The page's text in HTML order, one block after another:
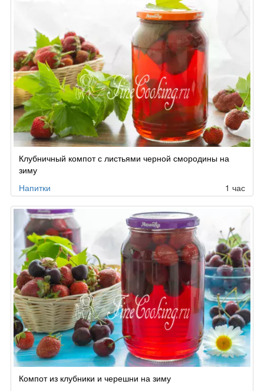
Клубничный компот с листьями черной смородины на
зиму
Напитки
1 час
Компот из клубники и черешни на зиму